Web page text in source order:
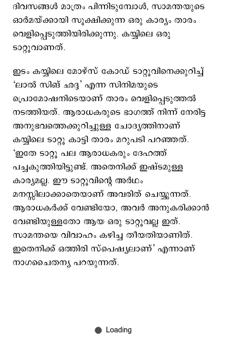
ദിവസങ്ങള്‍ മാത്രം പിന്നിടുമ്പോള്‍, സാമന്തയുടെ
ഓര്‍മയ്ക്കായി സൂക്ഷിക്കുന്ന ഒരു കാര്യം താരം
വെളിപ്പെടുത്തിയിരിക്കുന്നു. കയ്യിലെ ഒരു
ടാറ്റൂവാണത്.
ഇടം കയ്യിലെ മോഴ്സ് കോഡ് ടാറ്റൂവിനെക്കുറിച്ച്
‘ലാല്‍ സിങ് ഛദ്ദ’ എന്ന സിനിമയുടെ
പ്രൊമോഷനിടെയാണ് താരം വെളിപ്പെടുത്തല്‍
നടത്തിയത്. ആരാധകരുടെ ഭാഗത്ത് നിന്ന് നേരിട്ട
അനുഭവത്തെക്കുറിച്ചുള്ള ചോദ്യത്തിനാണ്
കയ്യിലെ ടാറ്റൂ കാട്ടി താരം മറുപടി പറഞ്ഞത്.
‘ഇതേ ടാറ്റൂ പല ആരാധകരും ദേഹത്ത്
പച്ചകുത്തിയിട്ടുണ്ട്. അതെനിക്ക് ഇഷ്ടമുള്ള
കാര്യമല്ല. ഈ ടാറ്റൂവിന്‍റെ അര്‍ഥം
മനസ്സിലാക്കാതെയാണ് അവരിത് ചെയ്യുന്നത്.
ആരാധകര്‍ക്ക് വേണ്ടിയോ, അവര്‍ അനുകരിക്കാന്‍
വേണ്ടിയുള്ളതോ ആയ ഒരു ടാറ്റൂവല്ല ഇത്.
സാമന്തയെ വിവാഹം കഴിച്ച തീയതിയാണിത്.
ഇതെനിക്ക് ഒത്തിരി സ്പെഷ്യലാണ്’ എന്നാണ്
നാഗചൈതന്യ പറയുന്നത്.